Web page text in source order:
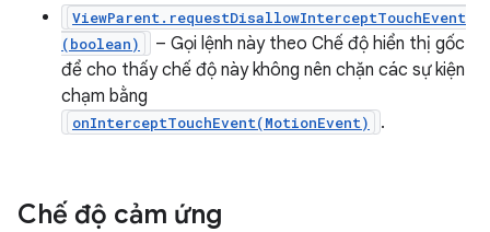
ViewParent.requestDisallowInterceptTouchEvent
(boolean)
– Gọi lệnh này theo Chế độ hiển thị gốc
để cho thấy chế độ này không nên chặn các sự kiện
chạm bằng
onInterceptTouchEvent(MotionEvent) .
Chế độ cảm ứng